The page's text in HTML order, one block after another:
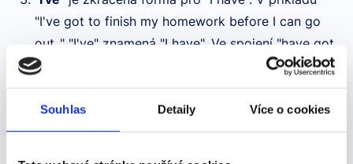
Souhlas Detaily Více o cookies
"I've got to finish my homework before I can go
out.," "I've" znamená "I have". Ve spojení "have got
to" nebo jeho zkrácené formě "
" vyjadřuje
nutnost nebo povinnost - muset.